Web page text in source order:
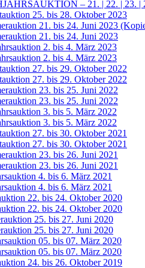
– 21. | 22. | 23. |
25. bis 28. Oktober 2023
21. bis 24. Juni 2023
21. bis 24. Juni 2023
2. bis 4. März 2023
2. bis 4. März 2023
27. bis 29. Oktober 2022
27. bis 29. Oktober 2022
23. bis 25. Juni 2022
23. bis 25. Juni 2022
3. bis 5. März 2022
3. bis 5. März 2022
27. bis 30. Oktober 2021
27. bis 30. Oktober 2021
23. bis 26. Juni 2021
23. bis 26. Juni 2021
4. bis 6. März 2021
4. bis 6. März 2021
22. bis 24. Oktober 2020
22. bis 24. Oktober 2020
25. bis 27. Juni 2020
25. bis 27. Juni 2020
05. bis 07. März 2020
05. bis 07. März 2020
24. bis 26. Oktober 2019